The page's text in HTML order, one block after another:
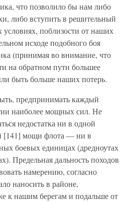
что позволило бы нам либо
либо вступить в решительный
поблизости от наших
исходе подобного боя
(принимая во внимание, что
на обратном пути большее
быть больше наших потерь.
предпринимать каждый
наиболее мощных сил. Не
недостатка ни в одной
[141] мощи флота — ни в
боевых единицах (дредноутах
Предельная дальность походов
намерению, согласно
наносить в районе,
к нашим берегам и подальше от